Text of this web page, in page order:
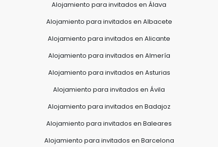
Alojamiento para invitados en Álava
Alojamiento para invitados en Albacete
Alojamiento para invitados en Alicante
Alojamiento para invitados en Almería
Alojamiento para invitados en Asturias
Alojamiento para invitados en Ávila
Alojamiento para invitados en Badajoz
Alojamiento para invitados en Baleares
Alojamiento para invitados en Barcelona